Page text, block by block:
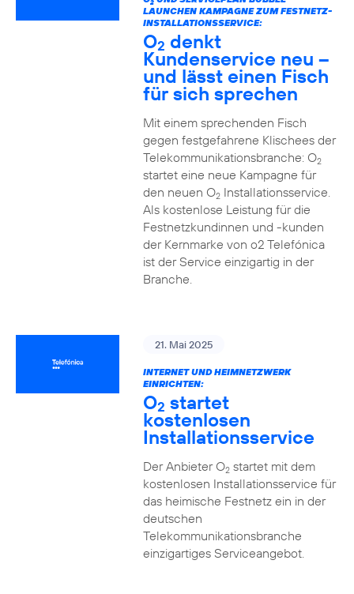
2
LAUNCHEN KAMPAGNE ZUM FESTNETZ-
INSTALLATIONSSERVICE:
O2 denkt
Kundenservice neu –
und lässt einen Fisch
für sich sprechen
Mit einem sprechenden Fisch
gegen festgefahrene Klischees der
Telekommunikationsbranche: O2
startet eine neue Kampagne für
den neuen O2Installationsservice.
Als kostenlose Leistung für die
Festnetzkundinnen und -kunden
der Kernmarke von o2 Telefónica
ist der Service einzigartig in der
Branche.
21. Mai 2025
INTERNET UND HEIMNETZWERK
EINRICHTEN:
O2 startet
kostenlosen
Installationsservice
Der Anbieter O2startet mit dem
kostenlosen Installationsservice für
das heimische Festnetz ein in der
deutschen
Telekommunikationsbranche
einzigartiges Serviceangebot.